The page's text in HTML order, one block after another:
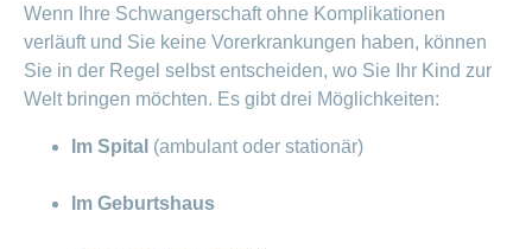
Wochenbett
– die
wichtige
Zeit nach
Holen Sie
unterschiedlichen Orten bekommen.
Zum Beispiel im Spital, im Geburtshaus
oder daheim.
Im Spital gibt es immer Hilfe von
Im Geburtshaus und zu Hause ist eine
Die CONCORDIA hilft bei Fragen zur
Wenn Ihre Schwangerschaft ohne Komplikationen
verläuft und Sie keine Vorerkrankungen haben, können
Sie in der Regel selbst entscheiden, wo Sie Ihr Kind zur
Welt bringen möchten. Es gibt drei Möglichkeiten:
Im Spital (ambulant oder stationär)
Im Geburtshaus